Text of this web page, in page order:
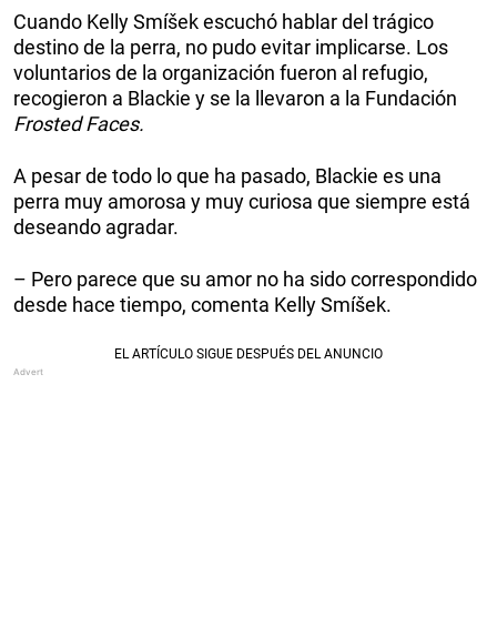
Cuando Kelly Smíšek escuchó hablar del trágico
destino de la perra, no pudo evitar implicarse. Los
voluntarios de la organización fueron al refugio,
recogieron a Blackie y se la llevaron a la Fundación
Frosted Faces.
A pesar de todo lo que ha pasado, Blackie es una
perra muy amorosa y muy curiosa que siempre está
deseando agradar.
– Pero parece que su amor no ha sido correspondido
desde hace tiempo, comenta Kelly Smíšek.